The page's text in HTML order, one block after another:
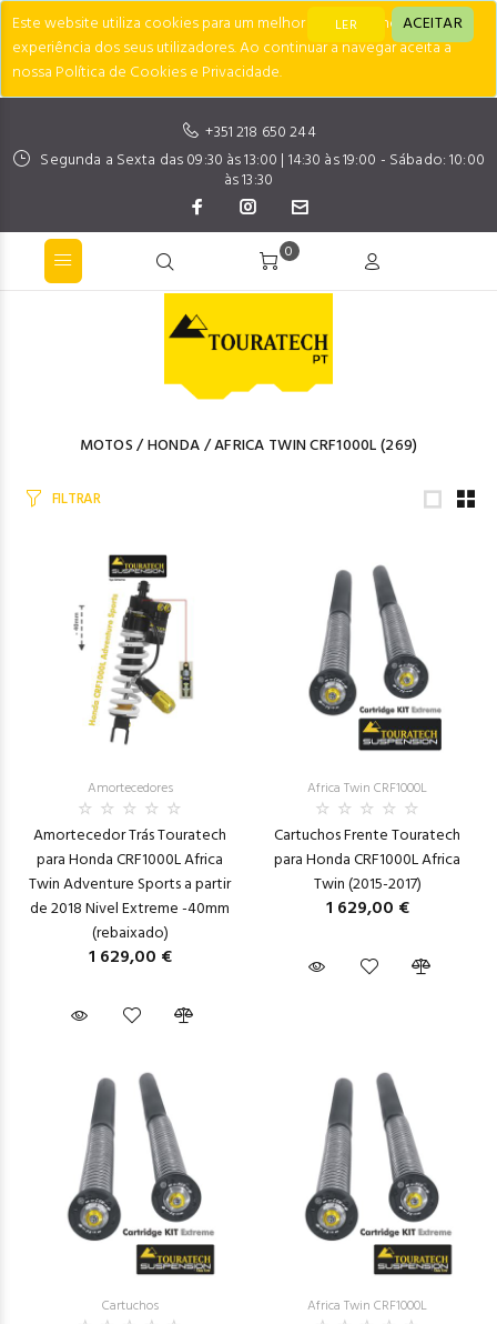
Este website utiliza cookies para um melhor desempenho e
experiência dos seus utilizadores. Ao continuar a navegar aceita a
nossa Política de Cookies e Privacidade.
LER ACEITAR
+351 218 650 244
Segunda a Sexta das 09:30 às 13:00 | 14:30 às 19:00 - Sábado: 10:00
às 13:30
0
MOTOS/HONDA/AFRICA TWIN CRF1000L(269)
FILTRAR
Amortecedores
Amortecedor Trás Touratech
para Honda CRF1000L Africa
Twin Adventure Sports a partir
de 2018 Nivel Extreme -40mm
(rebaixado)
1 629,00 €
Africa Twin CRF1000L
Cartuchos Frente Touratech
para Honda CRF1000L Africa
Twin (2015-2017)
1 629,00 €
Cartuchos Africa Twin CRF1000L